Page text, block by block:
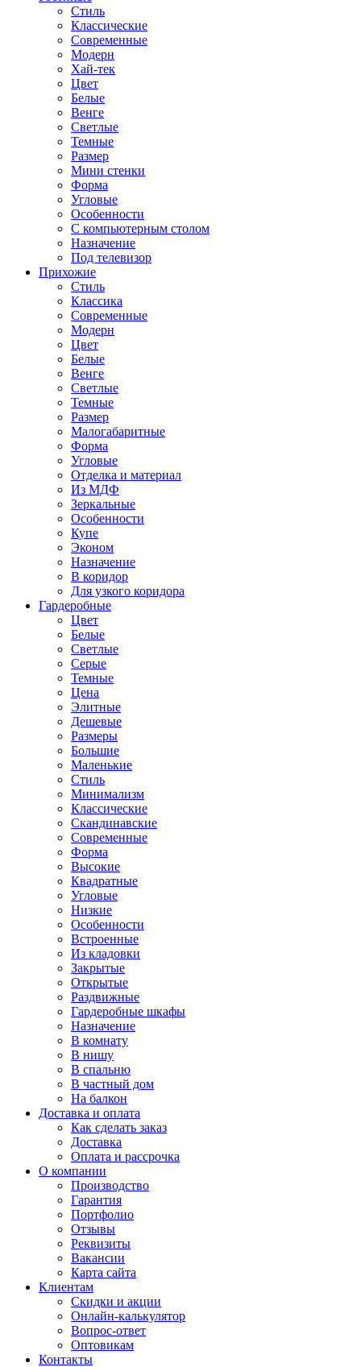
Стиль
Классические
Современные
Модерн
Хай-тек
Цвет
Белые
Венге
Светлые
Темные
Размер
Мини стенки
Форма
Угловые
Особенности
С компьютерным столом
Назначение
Под телевизор
Прихожие
Стиль
Классика
Современные
Модерн
Цвет
Белые
Венге
Светлые
Темные
Размер
Малогабаритные
Форма
Угловые
Отделка и материал
Из МДФ
Зеркальные
Особенности
Купе
Эконом
Назначение
В коридор
Для узкого коридора
Гардеробные
Цвет
Белые
Светлые
Серые
Темные
Цена
Элитные
Дешевые
Размеры
Большие
Маленькие
Стиль
Минимализм
Классические
Скандинавские
Современные
Форма
Высокие
Квадратные
Угловые
Низкие
Особенности
Встроенные
Из кладовки
Закрытые
Открытые
Раздвижные
Гардеробные шкафы
Назначение
В комнату
В нишу
В спальню
В частный дом
На балкон
Доставка и оплата
Как сделать заказ
Доставка
Оплата и рассрочка
О компании
Производство
Гарантия
Портфолио
Отзывы
Реквизиты
Вакансии
Карта сайта
Клиентам
Скидки и акции
Онлайн-калькулятор
Вопрос-ответ
Оптовикам
Контакты